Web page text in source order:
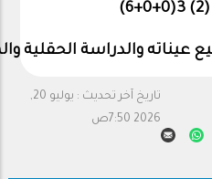
6
)
عيناته والدراسة الحقلية
تاريخ آخر تحديث :
يوليو 20,
2026 7:50ص